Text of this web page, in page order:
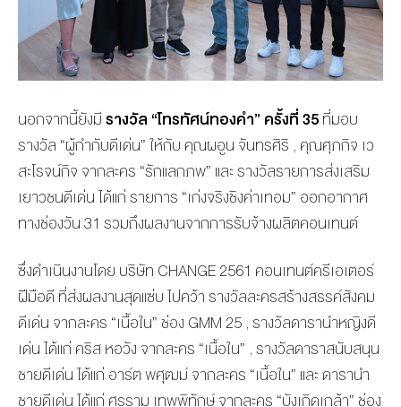
นอกจากนี้ยังมีรางวัล “โทรทัศน์ทองคำ” ครั้งที่ 35ที่มอบ
รางวัล “ผู้กำกับดีเด่น” ให้กับ คุณผอูน จันทรศิริ , คุณศุภกิจ เว
สะโรจน์กิจ จากละคร “รักแลกภพ” และ รางวัลรายการส่งเสริม
เยาวชนดีเด่น ได้แก่ รายการ “เก่งจริงชิงค่าเทอม” ออกอากาศ
ทางช่องวัน 31 รวมถึงผลงานจากการรับจ้างผลิตคอนเทนต์
ซึ่งดำเนินงานโดย บริษัท CHANGE 2561 คอนเทนต์ครีเอเตอร์
ฝีมือดี ที่ส่งผลงานสุดแซ่บ ไปคว้า รางวัลละครสร้างสรรค์สังคม
ดีเด่น จากละคร “เนื้อใน” ช่อง GMM 25 , รางวัลดารานำหญิงดี
เด่น ได้แก่ คริส หอวัง จากละคร “เนื้อใน” , รางวัลดาราสนับสนุน
ชายดีเด่น ได้แก่ อาร์ต พศุฒม์ จากละคร “เนื้อใน” และ ดารานำ
ชายดีเด่น ได้แก่ ศรราม เทพพิทักษ์ จากละคร “บังเกิดเกล้า” ช่อง